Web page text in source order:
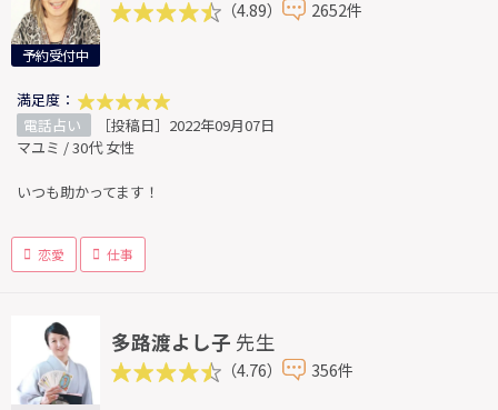
予約受付中
（4.89） 2652件
満足度：
電話占い
［投稿日］2022年09月07日
マユミ / 30代 女性
いつも助かってます！
恋愛 仕事
多路渡よし子 先生
（4.76） 356件